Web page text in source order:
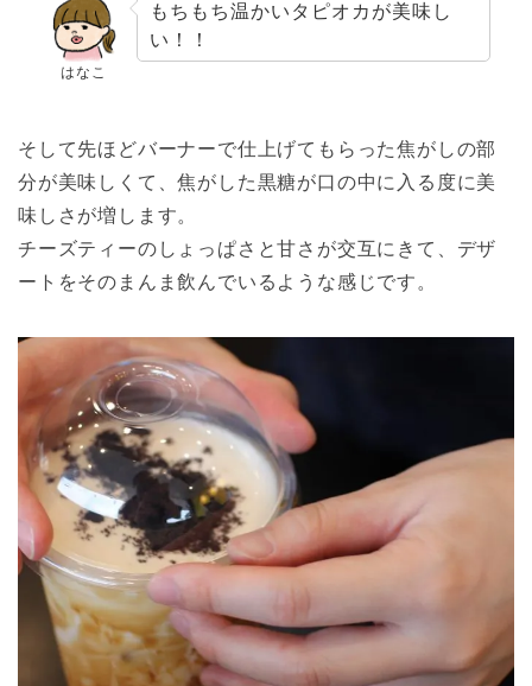
はなこ
もちもち温かいタピオカが美味し
い！！
そして先ほどバーナーで仕上げてもらった焦がしの部
分が美味しくて、焦がした黒糖が口の中に入る度に美
味しさが増します。
チーズティーのしょっぱさと甘さが交互にきて、デザ
ートをそのまんま飲んでいるような感じです。